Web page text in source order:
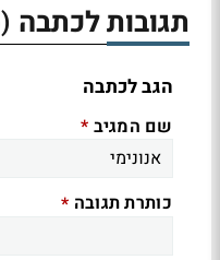
תגובות לכתבה (25)
הגב לכתבה
שם המגיב *
כותרת תגובה *